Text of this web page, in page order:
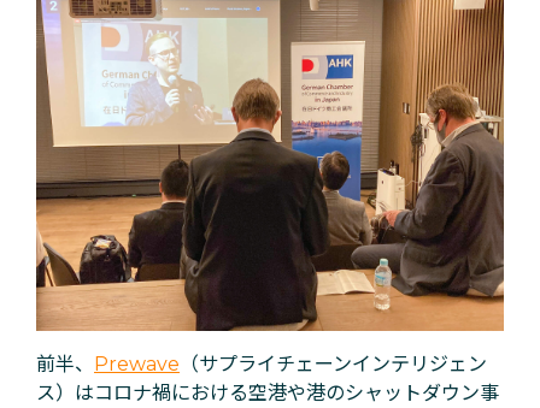
前半、 Prewave （サプライチェーンインテリジェン
ス）はコロナ禍における空港や港のシャットダウン事